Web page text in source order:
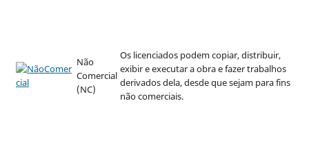
Não
Comercial
(NC)
Os licenciados podem copiar, distribuir,
exibir e executar a obra e fazer trabalhos
derivados dela, desde que sejam para fins
não comerciais.